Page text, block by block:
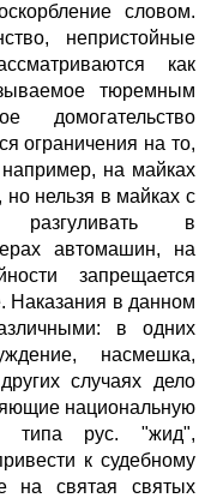
словом.
непристойные
как
тюремным
домогательство
ограничения на то,
на майках
но нельзя в майках с
разгуливать в
автомашин, на
запрещается
Наказания в данном
в одних
насмешка,
случаях дело
национальную
типа рус. "жид",
к судебному
на святая святых